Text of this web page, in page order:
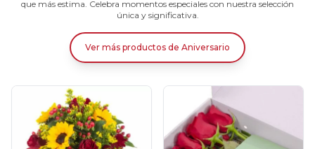
que más estima. Celebra momentos especiales con nuestra selección
única y significativa.
Ver más productos de Aniversario